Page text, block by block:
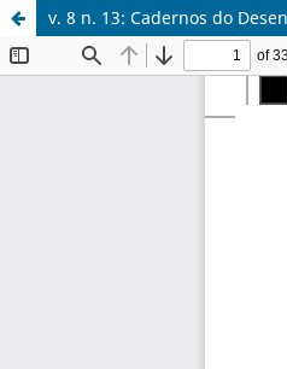
v. 8 n. 13: Cadernos do